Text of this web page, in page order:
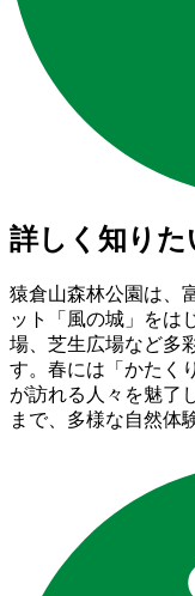
詳しく知りた
猿倉山森林公園は、
ット「風の城」をは
場、芝生広場など多
す。春には「かたく
が訪れる人々を魅了
まで、多様な自然体